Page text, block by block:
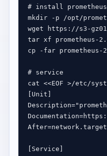
# install prometheus
# service
cat